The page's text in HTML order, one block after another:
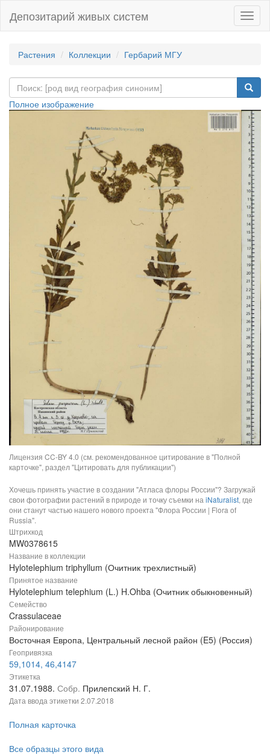
Депозитарий живых систем
Растения Коллекции Гербарий МГУ
Полное изображение
Лицензия CC-BY 4.0 (см. рекомендованное цитирование в "Полной
карточке", раздел "Цитировать для публикации")
Хочешь принять участие в создании "Атласа флоры России"? Загружай
свои фотографии растений в природе и точку съемки на iNaturalist, где
они станут частью нашего нового проекта "Флора России | Flora of
Russia".
Штрихкод
MW0378615
Название в коллекции
Hylotelephium triphyllum (Очитник трехлистный)
Принятое название
Hylotelephium telephium (L.) H.Ohba (Очитник обыкновенный)
Семейство
Crassulaceae
Районирование
Восточная Европа, Центральный лесной район (E5) (Россия)
Геопривязка
59,1014, 46,4147
Этикетка
31.07.1988. Собр. Прилепский Н. Г.
Дата ввода этикетки 2.07.2018
Полная карточка
Все образцы этого вида